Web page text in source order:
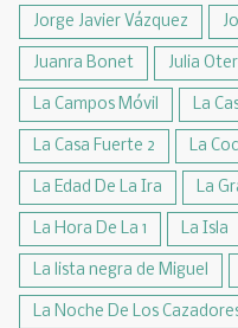
Jorge Javier Vázquez
Juanra Bonet Julia
La Campos Móvil La
La Casa Fuerte 2 La
La Edad De La Ira La
La Hora De La 1 La Isla
La lista negra de Miguel
La Noche De Los